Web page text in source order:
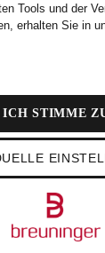
Ihres
Tools und der
erhalten Sie in
ICH STIMME